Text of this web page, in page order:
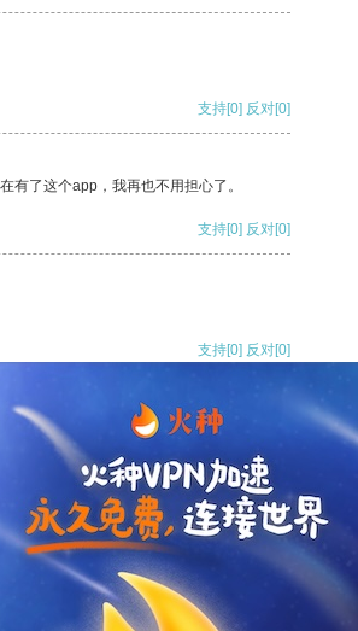
支持[0] 反对[0]
有了这个app，我再也不用担心了。
支持[0] 反对[0]
支持[0] 反对[0]
支持[0] 反对
支持